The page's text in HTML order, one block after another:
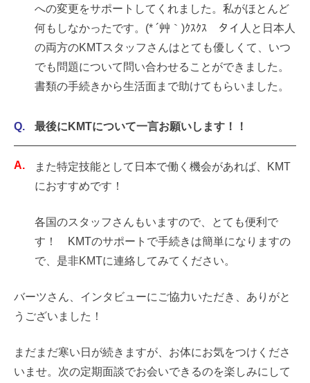
への変更をサポートしてくれました。私がほとんど
何もしなかったです。(* ´艸｀)ｸｽｸｽ タイ人と日本人
の両方のKMTスタッフさんはとても優しくて、いつ
でも問題について問い合わせることができました。
書類の手続きから生活面まで助けてもらいました。
最後にKMTについて一言お願いします！！
また特定技能として日本で働く機会があれば、KMT
におすすめです！
各国のスタッフさんもいますので、とても便利で
す！ KMTのサポートで手続きは簡単になりますの
で、是非KMTに連絡してみてください。
バーツさん、インタビューにご協力いただき、ありがと
うございました！
まだまだ寒い日が続きますが、お体にお気をつけくださ
いませ。次の定期面談でお会いできるのを楽しみにして